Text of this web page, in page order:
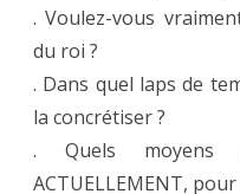
. Voulez-vous
du roi ?
. Dans quel laps de
la concrétiser ?
. Quels moyens
ACTUELLEMENT,